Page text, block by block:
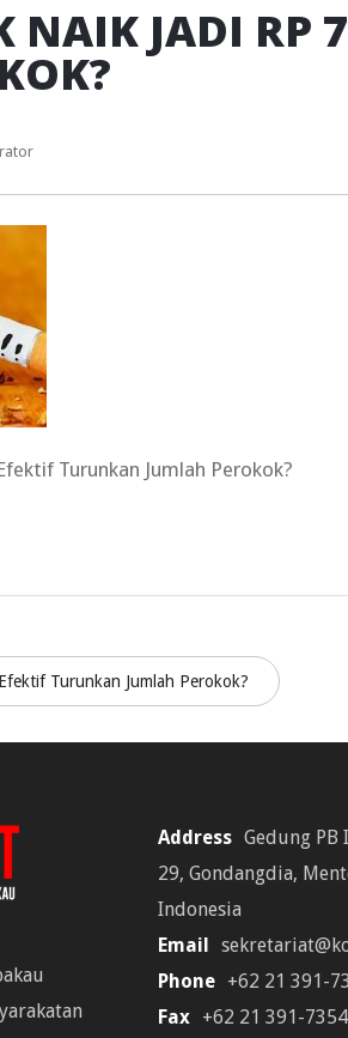
NAIK JADI RP
Turunkan Jumlah Perokok?
Turunkan Jumlah Perokok?
Address Gedung PB
29, Gondangdia,
Indonesia
Email
Phone +62 21 391-
Fax +62 21 391-7354